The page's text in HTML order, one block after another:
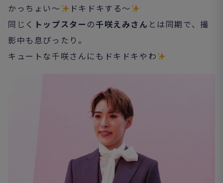
かっちょい～
ドキドキする～
同じく トップスター の千咲えみさん とは同期で、撮
影中も息ぴったり。
キュートな千咲さんにもドキドキやわ